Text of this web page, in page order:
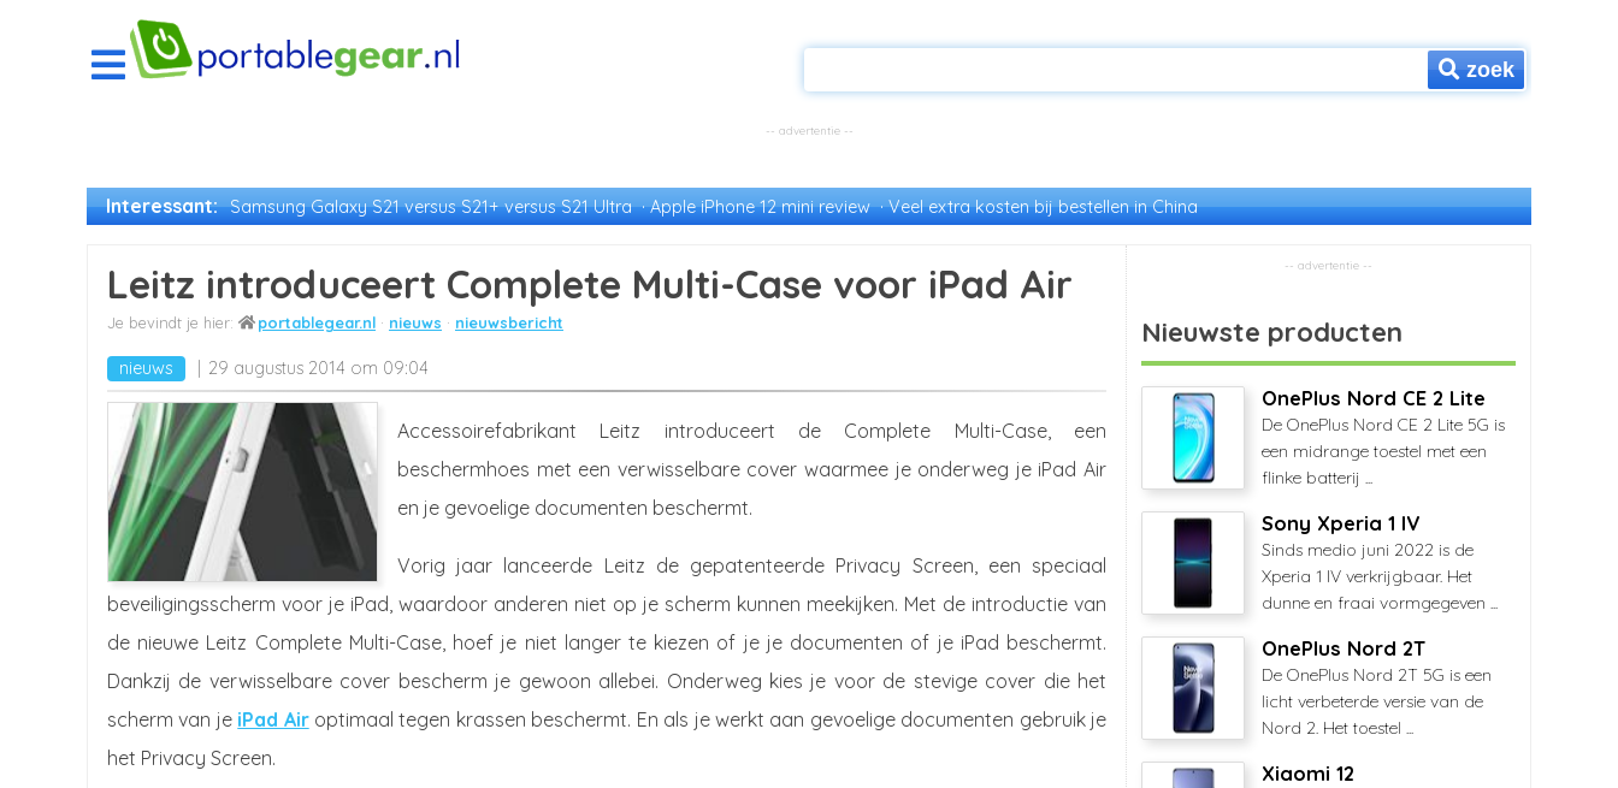
zoek
Interessant: Samsung Galaxy S21 versus S21+ versus S21 Ultra Apple iPhone 12 mini review Veel extra kosten bij bestellen in China
Leitz introduceert Complete Multi-Case voor iPad Air
portablegear.nl nieuws nieuwsbericht
nieuws 29 augustus 2014 om 09:04
Accessoirefabrikant Leitz introduceert de Complete Multi-Case, een
beschermhoes met een verwisselbare cover waarmee je onderweg je iPad Air
en je gevoelige documenten beschermt.
Vorig jaar lanceerde Leitz de gepatenteerde Privacy Screen, een speciaal
beveiligingsscherm voor je iPad, waardoor anderen niet op je scherm kunnen meekijken. Met de introductie van
de nieuwe Leitz Complete Multi-Case, hoef je niet langer te kiezen of je je documenten of je iPad beschermt.
Dankzij de verwisselbare cover bescherm je gewoon allebei. Onderweg kies je voor de stevige cover die het
scherm van je iPad Airoptimaal tegen krassen beschermt. En als je werkt aan gevoelige documenten gebruik je
het Privacy Screen.
Nieuwste producten
OnePlus Nord CE 2 Lite
De OnePlus Nord CE 2 Lite 5G is
een midrange toestel met een
flinke batterij ...
Sony Xperia 1 IV
Sinds medio juni 2022 is de
Xperia 1 IV verkrijgbaar. Het
dunne en fraai vormgegeven ...
OnePlus Nord 2T
De OnePlus Nord 2T 5G is een
licht verbeterde versie van de
Nord 2. Het toestel ...
Xiaomi 12